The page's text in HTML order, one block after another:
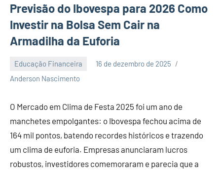
Previsão do Ibovespa para 2026 Como
Investir na Bolsa Sem Cair na
Armadilha da Euforia
Educação Financeira
16 de dezembro de 2025
Anderson Nascimento
Nenhum
O Mercado em Clima de Festa 2025 foi um ano de
manchetes empolgantes: o Ibovespa fechou acima de
164 mil pontos, batendo recordes históricos e trazendo
um clima de euforia. Empresas anunciaram lucros
robustos, investidores comemoraram e parecia que a